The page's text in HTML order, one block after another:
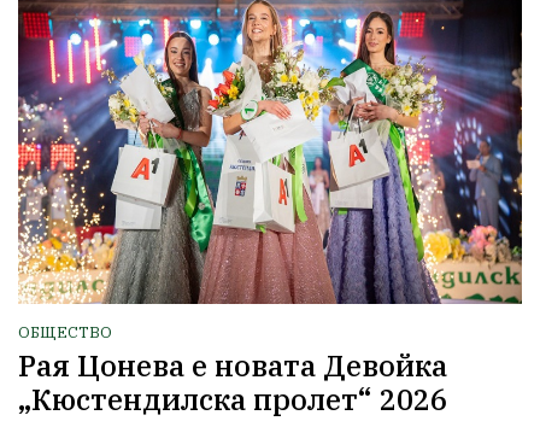
ОБЩЕСТВО
Рая Цонева е новата Девойка
„Кюстендилска пролет“ 2026